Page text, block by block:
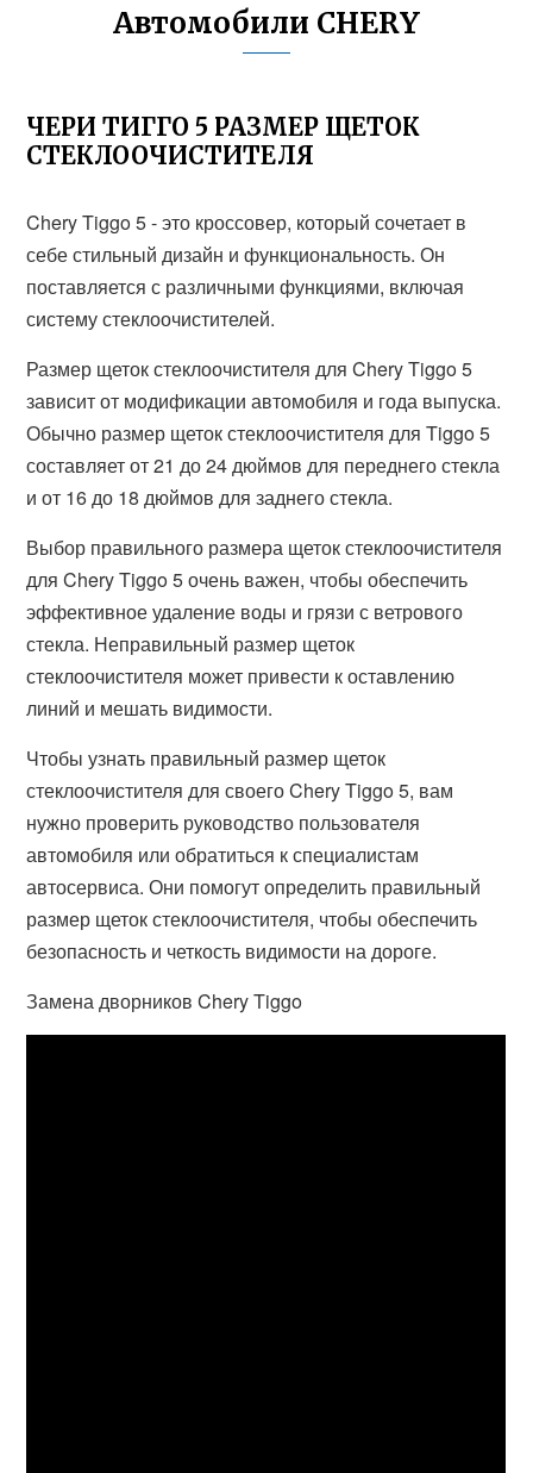
Автомобили CHERY
ЧЕРИ ТИГГО 5 РАЗМЕР ЩЕТОК
СТЕКЛООЧИСТИТЕЛЯ
Chery Tiggo 5 - это кроссовер, который сочетает в
себе стильный дизайн и функциональность. Он
поставляется с различными функциями, включая
систему стеклоочистителей.
Размер щеток стеклоочистителя для Chery Tiggo 5
зависит от модификации автомобиля и года выпуска.
Обычно размер щеток стеклоочистителя для Tiggo 5
составляет от 21 до 24 дюймов для переднего стекла
и от 16 до 18 дюймов для заднего стекла.
Выбор правильного размера щеток стеклоочистителя
для Chery Tiggo 5 очень важен, чтобы обеспечить
эффективное удаление воды и грязи с ветрового
стекла. Неправильный размер щеток
стеклоочистителя может привести к оставлению
линий и мешать видимости.
Чтобы узнать правильный размер щеток
стеклоочистителя для своего Chery Tiggo 5, вам
нужно проверить руководство пользователя
автомобиля или обратиться к специалистам
автосервиса. Они помогут определить правильный
размер щеток стеклоочистителя, чтобы обеспечить
безопасность и четкость видимости на дороге.
Замена дворников Chery Tiggo